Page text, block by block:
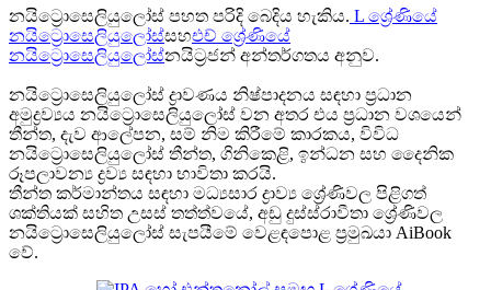
නයිට්‍රොසෙලියුලෝස් පහත පරිදි බෙදිය හැකිය. L ශ්‍රේණියේ
නයිට්‍රොසෙලියුලෝස්සහඑච් ශ්‍රේණියේ
නයිට්‍රොසෙලියුලෝස්නයිට්‍රජන් අන්තර්ගතය අනුව.
නයිට්‍රොසෙලියුලෝස් ද්‍රාවණය නිෂ්පාදනය සඳහා ප්‍රධාන
අමුද්‍රව්‍යය නයිට්‍රොසෙලියුලෝස් වන අතර එය ප්‍රධාන වශයෙන්
තීන්ත, දැව ආලේපන, සම් නිම කිරීමේ කාරකය, විවිධ
නයිට්‍රොසෙලියුලෝස් තීන්ත, ගිනිකෙළි, ඉන්ධන සහ දෛනික
රූපලාවන්‍ය ද්‍රව්‍ය සඳහා භාවිතා කරයි.
තීන්ත කර්මාන්තය සඳහා මධ්‍යසාර ද්‍රාව්‍ය ශ්‍රේණිවල පිළිගත්
ශක්තියක් සහිත උසස් තත්ත්වයේ, අඩු දුස්ස්රාවීතා ශ්‍රේණිවල
නයිට්‍රොසෙලියුලෝස් සැපයීමේ වෙළඳපොළ ප්‍රමුඛයා AiBook
වේ.